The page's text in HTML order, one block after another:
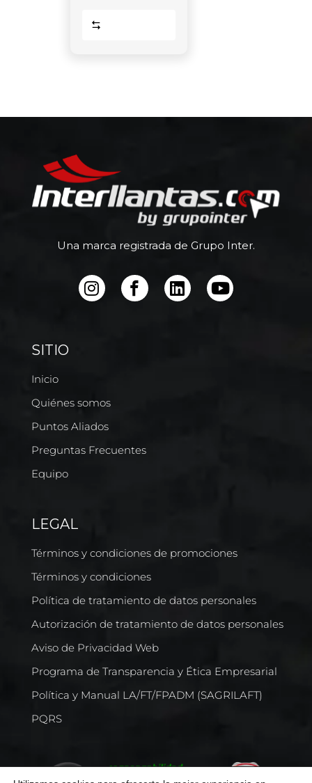
Una marca registrada de Grupo Inter.
SITIO
Inicio
Quiénes somos
Puntos Aliados
Preguntas Frecuentes
Equipo
LEGAL
Términos y condiciones de promociones
Términos y condiciones
Política de tratamiento de datos personales
Autorización de tratamiento de datos personales
Aviso de Privacidad Web
Programa de Transparencia y Ética Empresarial
Política y Manual LA/FT/FPADM (SAGRILAFT)
PQRS